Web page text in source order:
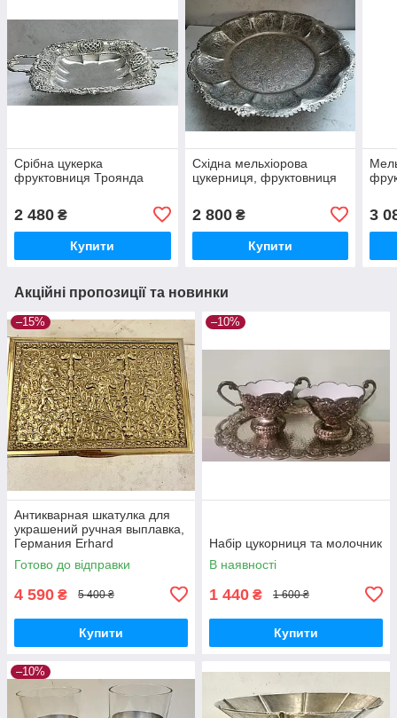
Срібна цукерка
фруктовниця Троянда
2 480 ₴
Купити
Східна мельхіорова
цукерниця, фруктовниця
2 800₴
Купити
3
Акційні пропозиції та новинки
–15%
Антикварная шкатулка для
украшений ручная выплавка,
Германия Erhard
Готово до відправки
4 590 ₴ 5 400 ₴
Купити
–10%
Набір цукорниця та молочник
В наявності
1 440 ₴ 1 600 ₴
Купити
–10%